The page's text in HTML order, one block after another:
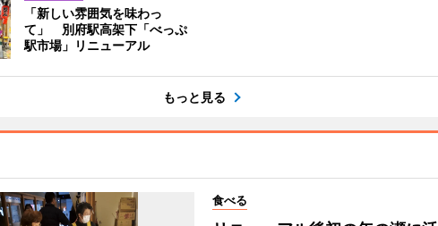
「新しい雰囲気を味わっ
て」 別府駅高架下「べっぷ
駅市場」リニューアル
もっと見る
食べる